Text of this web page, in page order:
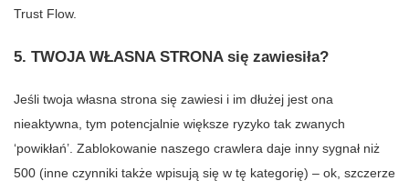
Trust Flow.
5. TWOJA WŁASNA STRONA się zawiesiła?
Jeśli twoja własna strona się zawiesi i im dłużej jest ona
nieaktywna, tym potencjalnie większe ryzyko tak zwanych
‘powikłań’. Zablokowanie naszego crawlera daje inny sygnał niż
500 (inne czynniki także wpisują się w tę kategorię) – ok, szczerze